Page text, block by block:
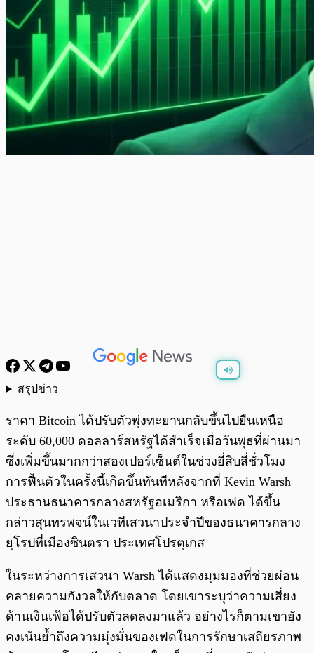
สรุปข่าว
ราคา Bitcoin ได้ปรับตัวพุ่งทะยานกลับขึ้นไปยืนเหนือ
ระดับ 60,000 ดอลลาร์สหรัฐได้สำเร็จเมื่อวันพุธที่ผ่านมา
ซึ่งเพิ่มขึ้นมากกว่าสองเปอร์เซ็นต์ในช่วงยี่สิบสี่ชั่วโมง
การฟื้นตัวในครั้งนี้เกิดขึ้นทันทีหลังจากที่ Kevin Warsh
ประธานธนาคารกลางสหรัฐอเมริกา หรือเฟด ได้ขึ้น
กล่าวสุนทรพจน์ในเวทีเสวนาประจำปีของธนาคารกลาง
ยุโรปที่เมืองซินตรา ประเทศโปรตุเกส
ในระหว่างการเสวนา Warsh ได้แสดงมุมมองที่ช่วยผ่อน
คลายความกังวลให้กับตลาด โดยเขาระบุว่าความเสี่ยง
ด้านเงินเฟ้อได้ปรับตัวลดลงมาแล้ว อย่างไรก็ตามเขายัง
คงเน้นย้ำถึงความมุ่งมั่นของเฟดในการรักษาเสถียรภาพ